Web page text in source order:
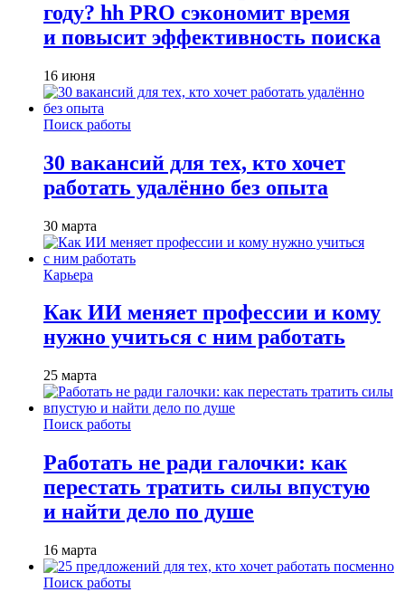
году? hh PRO сэкономит время
и повысит эффективность поиска
16 июня
Поиск работы
30 вакансий для тех, кто хочет
работать удалённо без опыта
30 марта
Карьера
Как ИИ меняет профессии и кому
нужно учиться с ним работать
25 марта
Поиск работы
Работать не ради галочки: как
перестать тратить силы впустую
и найти дело по душе
16 марта
Поиск работы